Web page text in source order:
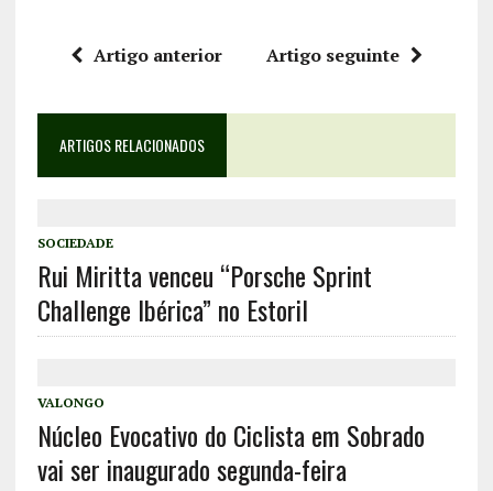
Artigo anterior Artigo seguinte
ARTIGOS RELACIONADOS
SOCIEDADE
Rui Miritta venceu “Porsche Sprint
Challenge Ibérica” no Estoril
VALONGO
Núcleo Evocativo do Ciclista em Sobrado
vai ser inaugurado segunda-feira